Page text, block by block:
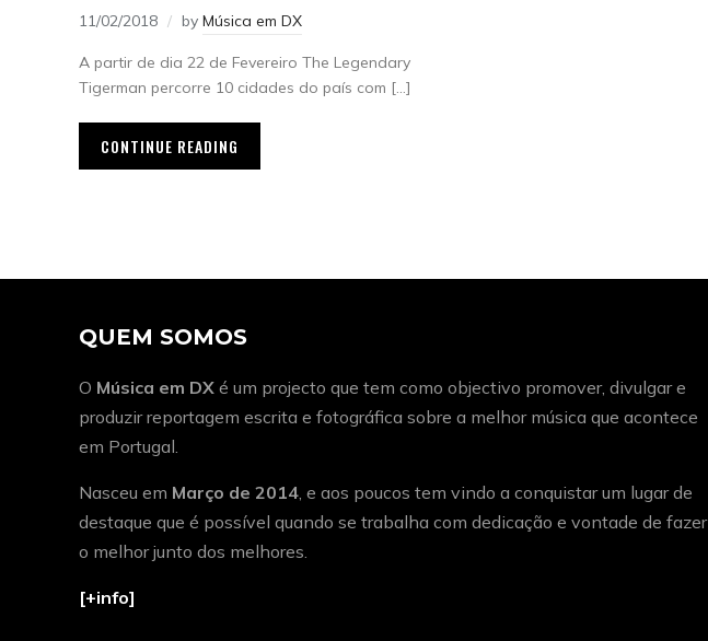
11/02/2018 by Música em DX
A partir de dia 22 de Fevereiro The Legendary
Tigerman percorre 10 cidades do país com […]
CONTINUE READING
QUEM SOMOS
O Música em DX é um projecto que tem como objectivo promover, divulgar e
produzir reportagem escrita e fotográfica sobre a melhor música que acontece
em Portugal.
Nasceu em Março de 2014, e aos poucos tem vindo a conquistar um lugar de
destaque que é possível quando se trabalha com dedicação e vontade de fazer
o melhor junto dos melhores.
[+info]